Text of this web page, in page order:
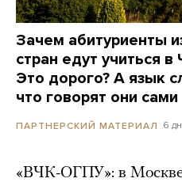
Зачем абитуриенты
стран едут учиться
Это дорого? А язык
что говорят они сами
ПАРТНЕРСКИЙ МАТЕРИАЛ 6
«ВЧК-ОГПУ»: в